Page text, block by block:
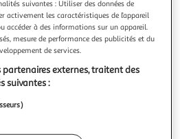
? C'est d'abord le chaos,
les souvenirs. L'Absent
le prix de ce produit ?
le prix
suivantes : Utiliser des données de
activement les caractéristiques de l’appareil
accéder à des informations sur un appareil.
mesure de performance des publicités et du
de services.
partenaires externes, traitent des
suivantes :